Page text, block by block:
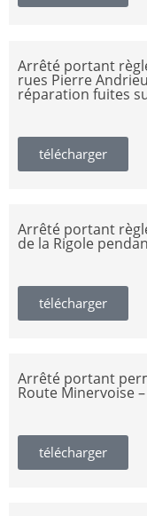
Arrêté portant
rues Pierre
réparation fuites
télécharger
Arrêté portant
de la Rigole
télécharger
Arrêté portant
Route Minervoise
télécharger